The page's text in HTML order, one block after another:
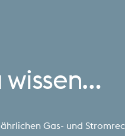
wissen…
Gas- und